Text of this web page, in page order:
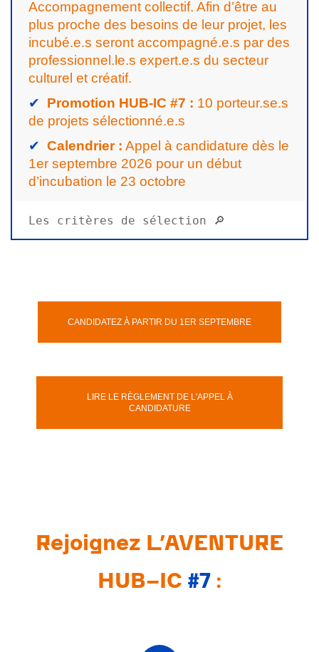
Accompagnement collectif. Afin d’être au
plus proche des besoins de leur projet, les
incubé.e.s seront accompagné.e.s par des
professionnel.le.s expert.e.s du secteur
culturel et créatif.
✔
Promotion HUB-IC #7 : 10 porteur.se.s
de projets sélectionné.e.s
✔ Calendrier : Appel à candidature dès le
1er septembre 2026 pour un début
d’incubation le 23 octobre
Les critères de sélection 🔎
CANDIDATEZ À PARTIR DU 1ER SEPTEMBRE
LIRE LE RÈGLEMENT DE L'APPEL À
CANDIDATURE
Rejoignez L’AVENTURE
HUB-IC #7: